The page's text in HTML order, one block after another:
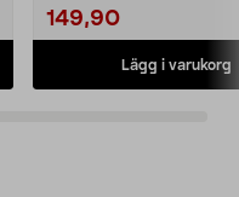
149,90
Lägg i varukorg